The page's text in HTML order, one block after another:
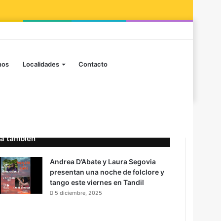
Localidades Contacto
también
Andrea D’Abate y Laura Segovia
presentan una noche de folclore y
tango este viernes en Tandil
5 diciembre, 2025